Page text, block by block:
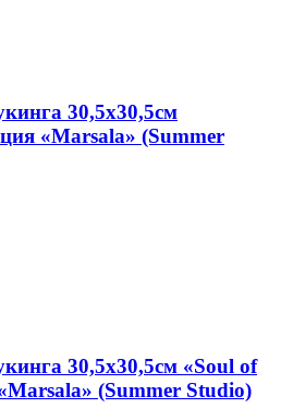
30,5х30,5см
«Marsala» (Summer
30,5х30,5см «Soul of
(Summer Studio)